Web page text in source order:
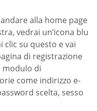
alla home page
vedrai un’icona blu
clic su questo e vai
di registrazione
modulo di
come indirizzo e-
scelta, sesso